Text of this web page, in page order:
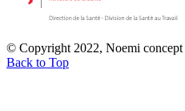
© Copyright 2022, Noemi concept
Back to Top